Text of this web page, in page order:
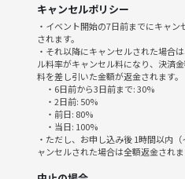
8:30 クラス開始
9:30 終了
※9日、16日、23日↓
7:50 集合
7:55 ヨガ実施場所へ移動
8:00 クラス開始
9:00 終了
■集合場所
キャンセルポリシー
・イベント開始の7日前までにキャ
されます。
・それ以降にキャンセルされた場合
ル料率がキャンセル料になり、決済
料を差し引いた金額が返金されます。
・6日前から3日前まで: 30%
・2日前: 50%
・前日: 80%
・当日: 100%
・ただし、お申し込み後 1時間以内
ャンセルされた場合は全額返金されま